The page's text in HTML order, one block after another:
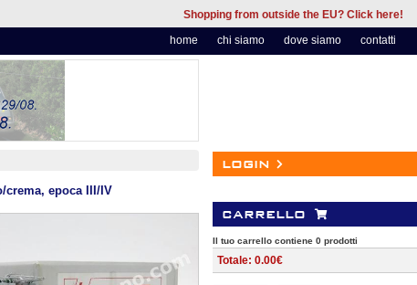
Shopping from outside the EU? Click here!
home
chi siamo dove siamo contatti
crema, epoca III/IV
login
carrello
Il tuo carrello contiene 0 prodotti
Totale: 0.00€